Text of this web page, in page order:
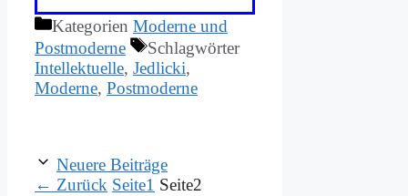
Kategorien Moderne und
Postmoderne
Schlagwörter
Intellektuelle, Jedlicki,
Moderne, Postmoderne
Neuere Beiträge
← Zurück Seite1 Seite2